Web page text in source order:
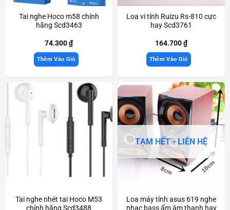
Tai nghe Hoco m58 chính
hãng Scd3463
74.300₫
Thêm Vào Giỏ
Loa vi tính Ruizu Rs-810 cực
hay Scd3761
164.700₫
Thêm Vào Giỏ
Tai nghe nhét tai Hoco M53
chính hãng Scd3488
TẠM HẾT - LIÊN HỆ
Loa máy tính asus 619 nghe
nhạc bass ấm âm thanh hay